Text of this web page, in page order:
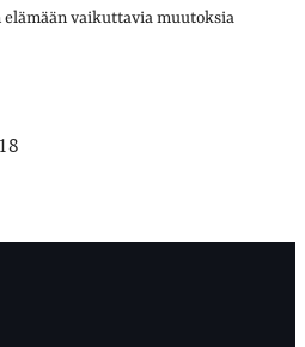
vaikuttavia muutoksia